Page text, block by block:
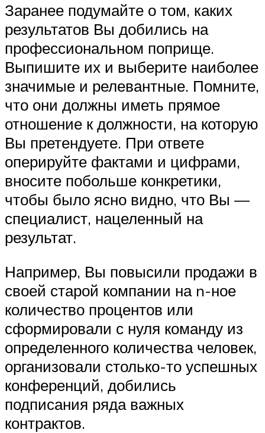
Заранее подумайте о том, каких
результатов Вы добились на
профессиональном поприще.
Выпишите их и выберите наиболее
значимые и релевантные. Помните,
что они должны иметь прямое
отношение к должности, на которую
Вы претендуете. При ответе
оперируйте фактами и цифрами,
вносите побольше конкретики,
чтобы было ясно видно, что Вы —
специалист, нацеленный на
результат.
Например, Вы повысили продажи в
своей старой компании на n-ное
количество процентов или
сформировали с нуля команду из
определенного количества человек,
организовали столько-то успешных
конференций, добились
подписания ряда важных
контрактов.